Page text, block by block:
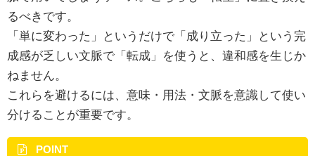
るべきです。
「単に変わった」というだけで「成り立った」という完
成感が乏しい文脈で「転成」を使うと、違和感を生じか
ねません。
これらを避けるには、意味・用法・文脈を意識して使い
分けることが重要です。
POINT